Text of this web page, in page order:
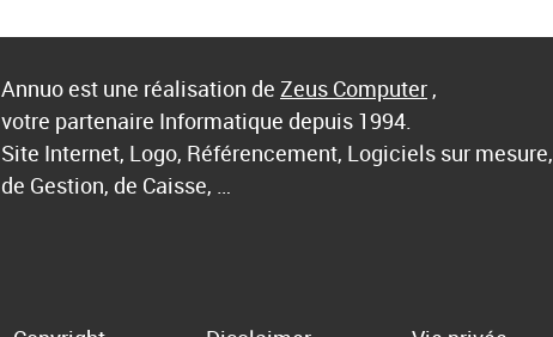
Annuo est une réalisation de Zeus Computer ,
votre partenaire Informatique depuis 1994.
Site Internet, Logo, Référencement, Logiciels sur mesure,
de Gestion, de Caisse, …